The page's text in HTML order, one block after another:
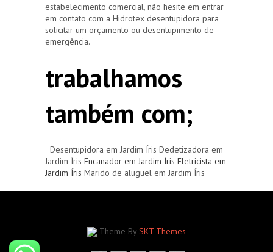
estabelecimento comercial, não hesite em entrar
em contato com a Hidrotex desentupidora para
solicitar um orçamento ou desentupimento de
emergência.
trabalhamos
também com;
Desentupidora em Jardim Íris Dedetizadora em
Jardim Íris Encanador em Jardim Íris Eletricista em
Jardim Íris Marido de aluguel em Jardim Íris
Theme By SKT Themes